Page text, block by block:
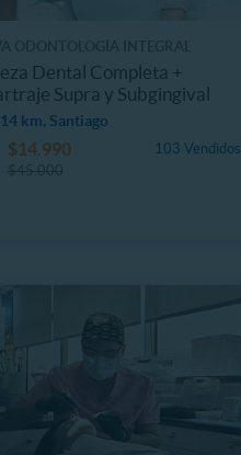
Dental Completa +
Supra y Subgingival
km, Santiago
103 Vendidos
$14.990